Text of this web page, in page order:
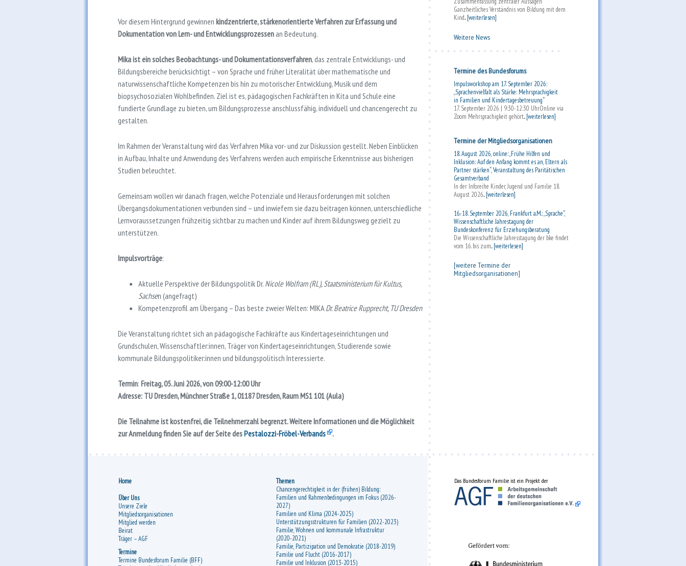
Vor diesem Hintergrund gewinnenkindzentrierte, stärkenorientierte Verfahren zur Erfassung und
Dokumentation von Lern- und Entwicklungsprozessen an Bedeutung.
Mika ist ein solches Beobachtungs- und Dokumentationsverfahren, das zentrale Entwicklungs- und
Bildungsbereiche berücksichtigt – von Sprache und früher Literalität über mathematische und
naturwissenschaftliche Kompetenzen bis hin zu motorischer Entwicklung, Musik und dem
biopsychosozialen Wohlbefinden. Ziel ist es, pädagogischen Fachkräften in Kita und Schule eine
fundierte Grundlage zu bieten, um Bildungsprozesse anschlussfähig, individuell und chancengerecht zu
gestalten.
Im Rahmen der Veranstaltung wird das Verfahren Mika vor- und zur Diskussion gestellt. Neben Einblicken
in Aufbau, Inhalte und Anwendung des Verfahrens werden auch empirische Erkenntnisse aus bisherigen
Studien beleuchtet.
Gemeinsam wollen wir danach fragen, welche Potenziale und Herausforderungen mit solchen
Übergangsdokumentationen verbunden sind – und inwiefern sie dazu beitragen können, unterschiedliche
Lernvoraussetzungen frühzeitig sichtbar zu machen und Kinder auf ihrem Bildungsweg gezielt zu
unterstützen.
Impulsvorträge:
Aktuelle Perspektive der Bildungspolitik Dr. Nicole Wolfram (RL), Staatsministerium für Kultus,
Sachsen (angefragt)
Kompetenzprofil am Übergang – Das beste zweier Welten: MIKA Dr. Beatrice Rupprecht, TU Dresden
Die Veranstaltung richtet sich an pädagogische Fachkräfte aus Kindertageseinrichtungen und
Grundschulen, Wissenschaftler:innen, Träger von Kindertageseinrichtungen, Studierende sowie
kommunale Bildungspolitiker:innen und bildungspolitisch Interessierte.
Termin:Freitag, 05. Juni 2026, von 09:00-12:00 Uhr
Adresse: TU Dresden, Münchner Straße 1, 01187 Dresden, Raum MS1 101 (Aula)
Die Teilnahme ist kostenfrei, die Teilnehmerzahl begrenzt. Weitere Informationen und die Möglichkeit
zur Anmeldung finden Sie auf der Seite desPestalozzi-Fröbel-Verbands .
Ganzheitliches Verständnis von Bildung mit dem
Kind... [weiterlesen]
Weitere News
Termine des Bundesforums
Impulsworkshop am 17. September 2026:
„Sprachenvielfalt als Stärke: Mehrsprachigkeit
in Familien und Kindertagesbetreuung“
17. September 2026 | 9:30-12:30 UhrOnline via
Zoom Mehrsprachigkeit gehört...[weiterlesen]
Termine der Mitgliedsorganisationen
18. August 2026, online: „Frühe Hilfen und
Inklusion: Auf den Anfang kommt es an, Eltern als
Partner stärken“, Veranstaltung des Paritätischen
Gesamtverband
In der Inforeihe Kinder, Jugend und Familie 18.
August 2026...[weiterlesen]
16.-18. September 2026, Frankfurt a.M.: „Sprache“,
Wissenschaftliche Jahrestagung der
Bundeskonferenz für Erziehungsberatung
Die Wissenschaftliche Jahresstagung der bke findet
vom 16. bis zum...[weiterlesen]
[weitere Termine der
Mitgliedsorganisationen]
Home
Über Uns
Unsere Ziele
Mitgliedsorganisationen
Mitglied werden
Beirat
Träger – AGF
Termine
Termine Bundesforum Familie (BFF)
Themen
Chancengerechtigkeit in der (frühen) Bildung:
Familien und Rahmenbedingungen im Fokus (2026-
2027)
Familien und Klima (2024-2025)
Unterstützungsstrukturen für Familien (2022-2023)
Familie, Wohnen und kommunale Infrastruktur
(2020-2021)
Familie, Partizipation und Demokratie (2018-2019)
Familie und Flucht (2016-2017)
Familie und Inklusion (2013-2015)
Das Bundesforum Familie ist ein Projekt der